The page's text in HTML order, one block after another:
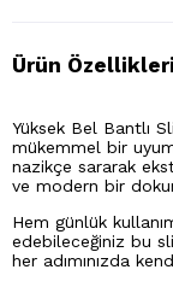
Ürün Özellikleri
Yüksek Bel Bantlı
mükemmel bir
nazikçe sararak
ve modern bir
Hem günlük
edebileceğiniz bu
her adımınızda